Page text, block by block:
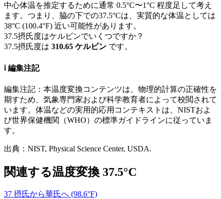
中心体温を推定するために通常 0.5°C〜1°C 程度足して考え
ます。つまり、脇の下での37.5°Cは、実質的な体温としては
38°C (100.4°F) 近い可能性があります。
37.5摂氏度はケルビンでいくつですか？
37.5摂氏度は 310.65 ケルビン です。
ℹ️ 編集注記
編集注記：本温度変換コンテンツは、物理的計算の正確性を
期すため、気象専門家および科学教育者によって校閲されて
います。体温などの実用的応用コンテキストは、NISTおよ
び世界保健機関（WHO）の標準ガイドラインに従っていま
す。
出典：NIST, Physical Science Center, USDA.
関連する温度変換 37.5°C
37 摂氏から華氏へ (98.6°F)